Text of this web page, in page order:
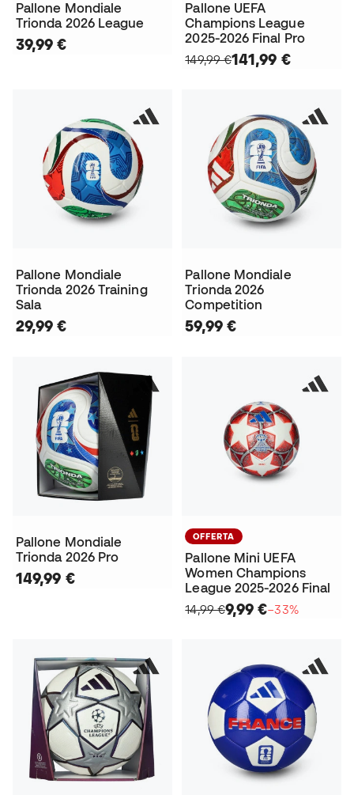
Pallone Mondiale
Trionda 2026 League
39,99 €
Pallone UEFA
Champions League
2025-2026 Final Pro
149,99 €141,99 €
Pallone Mondiale
Trionda 2026 Training
Sala
29,99 €
Pallone Mondiale
Trionda 2026
Competition
59,99 €
Pallone Mondiale
Trionda 2026 Pro
149,99 €
OFFERTA
Pallone Mini UEFA
Women Champions
League 2025-2026 Final
14,99 €9,99 €−33%